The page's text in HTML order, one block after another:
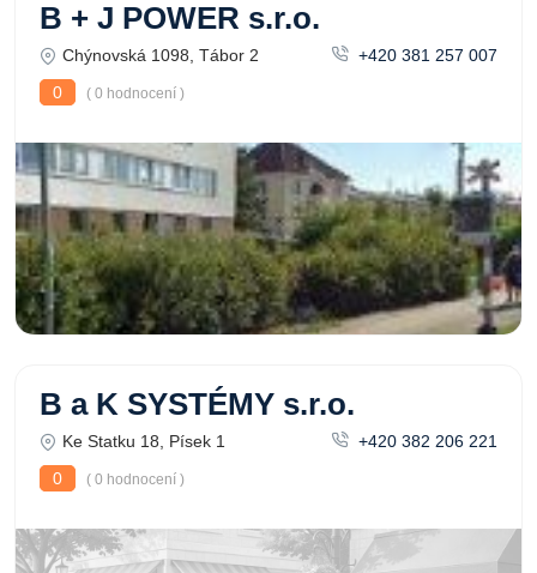
B + J POWER s.r.o.
Chýnovská 1098, Tábor 2
+420 381 257 007
0
( 0 hodnocení )
B a K SYSTÉMY s.r.o.
Ke Statku 18, Písek 1
+420 382 206 221
0
( 0 hodnocení )